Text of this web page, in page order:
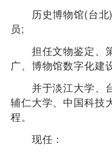
历史博物馆(台北)
员;
担任文物鉴定、
广、博物馆数字化建
并于淡江大学、台
辅仁大学、中国科技
程。
现任：